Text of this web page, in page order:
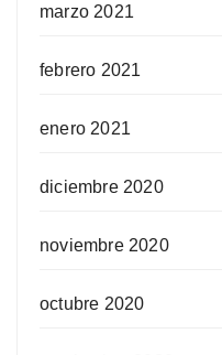
marzo 2021
febrero 2021
enero 2021
diciembre 2020
noviembre 2020
octubre 2020